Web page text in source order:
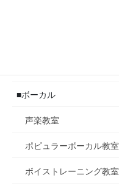
■ボーカル
声楽教室
ポピュラーボーカル教室
ボイストレーニング教室